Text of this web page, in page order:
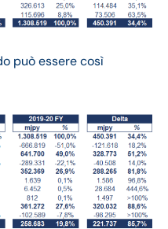
può essere così